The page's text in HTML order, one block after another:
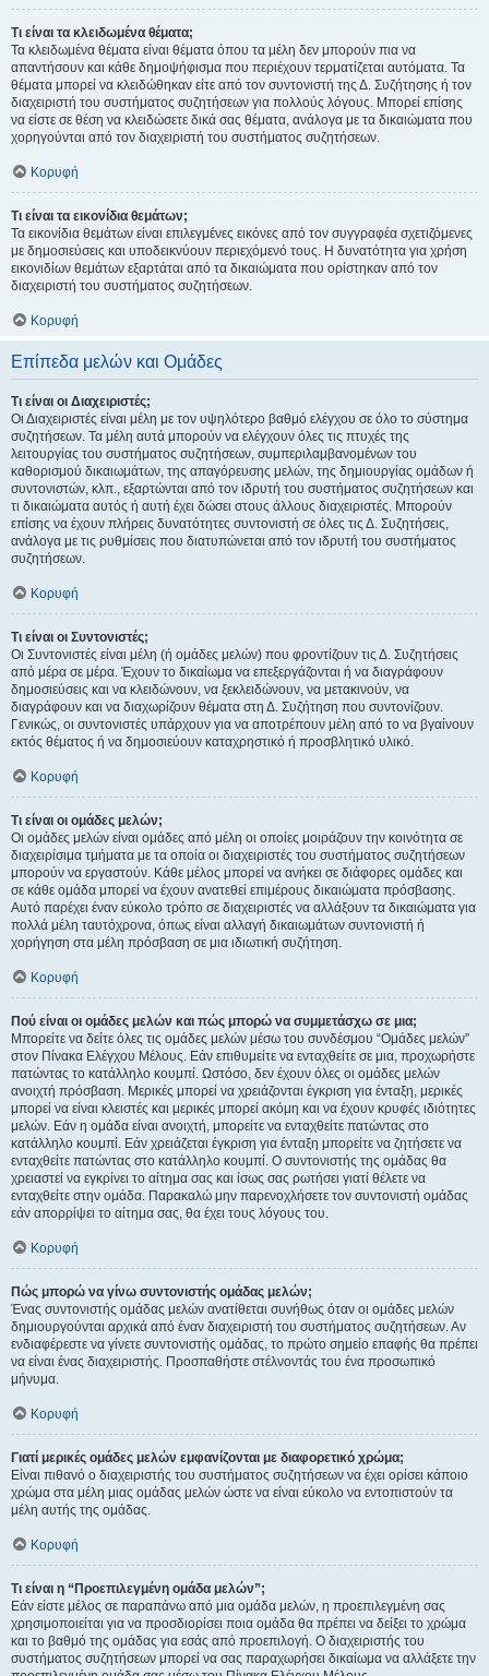
Τι είναι τα κλειδωμένα θέματα;
Τα κλειδωμένα θέματα είναι θέματα όπου τα μέλη δεν μπορούν πια να
απαντήσουν και κάθε δημοψήφισμα που περιέχουν τερματίζεται αυτόματα. Τα
θέματα μπορεί να κλειδώθηκαν είτε από τον συντονιστή της Δ. Συζήτησης ή τον
διαχειριστή του συστήματος συζητήσεων για πολλούς λόγους. Μπορεί επίσης
να είστε σε θέση να κλειδώσετε δικά σας θέματα, ανάλογα με τα δικαιώματα που
χορηγούνται από τον διαχειριστή του συστήματος συζητήσεων.
Κορυφή
Τι είναι τα εικονίδια θεμάτων;
Τα εικονίδια θεμάτων είναι επιλεγμένες εικόνες από τον συγγραφέα σχετιζόμενες
με δημοσιεύσεις και υποδεικνύουν περιεχόμενό τους. Η δυνατότητα για χρήση
εικονιδίων θεμάτων εξαρτάται από τα δικαιώματα που ορίστηκαν από τον
διαχειριστή του συστήματος συζητήσεων.
Κορυφή
Επίπεδα μελών και Ομάδες
Τι είναι οι Διαχειριστές;
Οι Διαχειριστές είναι μέλη με τον υψηλότερο βαθμό ελέγχου σε όλο το σύστημα
συζητήσεων. Τα μέλη αυτά μπορούν να ελέγχουν όλες τις πτυχές της
λειτουργίας του συστήματος συζητήσεων, συμπεριλαμβανομένων του
καθορισμού δικαιωμάτων, της απαγόρευσης μελών, της δημιουργίας ομάδων ή
συντονιστών, κλπ., εξαρτώνται από τον ιδρυτή του συστήματος συζητήσεων και
τι δικαιώματα αυτός ή αυτή έχει δώσει στους άλλους διαχειριστές. Μπορούν
επίσης να έχουν πλήρεις δυνατότητες συντονιστή σε όλες τις Δ. Συζητήσεις,
ανάλογα με τις ρυθμίσεις που διατυπώνεται από τον ιδρυτή του συστήματος
συζητήσεων.
Κορυφή
Τι είναι οι Συντονιστές;
Οι Συντονιστές είναι μέλη (ή ομάδες μελών) που φροντίζουν τις Δ. Συζητήσεις
από μέρα σε μέρα. Έχουν το δικαίωμα να επεξεργάζονται ή να διαγράφουν
δημοσιεύσεις και να κλειδώνουν, να ξεκλειδώνουν, να μετακινούν, να
διαγράφουν και να διαχωρίζουν θέματα στη Δ. Συζήτηση που συντονίζουν.
Γενικώς, οι συντονιστές υπάρχουν για να αποτρέπουν μέλη από το να βγαίνουν
εκτός θέματος ή να δημοσιεύουν καταχρηστικό ή προσβλητικό υλικό.
Κορυφή
Τι είναι οι ομάδες μελών;
Οι ομάδες μελών είναι ομάδες από μέλη οι οποίες μοιράζουν την κοινότητα σε
διαχειρίσιμα τμήματα με τα οποία οι διαχειριστές του συστήματος συζητήσεων
μπορούν να εργαστούν. Κάθε μέλος μπορεί να ανήκει σε διάφορες ομάδες και
σε κάθε ομάδα μπορεί να έχουν ανατεθεί επιμέρους δικαιώματα πρόσβασης.
Αυτό παρέχει έναν εύκολο τρόπο σε διαχειριστές να αλλάξουν τα δικαιώματα για
πολλά μέλη ταυτόχρονα, όπως είναι αλλαγή δικαιωμάτων συντονιστή ή
χορήγηση στα μέλη πρόσβαση σε μια ιδιωτική συζήτηση.
Κορυφή
Πού είναι οι ομάδες μελών και πώς μπορώ να συμμετάσχω σε μια;
Μπορείτε να δείτε όλες τις ομάδες μελών μέσω του συνδέσμου “Ομάδες μελών”
στον Πίνακα Ελέγχου Μέλους. Εάν επιθυμείτε να ενταχθείτε σε μια, προχωρήστε
πατώντας το κατάλληλο κουμπί. Ωστόσο, δεν έχουν όλες οι ομάδες μελών
ανοιχτή πρόσβαση. Μερικές μπορεί να χρειάζονται έγκριση για ένταξη, μερικές
μπορεί να είναι κλειστές και μερικές μπορεί ακόμη και να έχουν κρυφές ιδιότητες
μελών. Εάν η ομάδα είναι ανοιχτή, μπορείτε να ενταχθείτε πατώντας στο
κατάλληλο κουμπί. Εάν χρειάζεται έγκριση για ένταξη μπορείτε να ζητήσετε να
ενταχθείτε πατώντας στο κατάλληλο κουμπί. Ο συντονιστής της ομάδας θα
χρειαστεί να εγκρίνει το αίτημα σας και ίσως σας ρωτήσει γιατί θέλετε να
ενταχθείτε στην ομάδα. Παρακαλώ μην παρενοχλήσετε τον συντονιστή ομάδας
εάν απορρίψει το αίτημα σας, θα έχει τους λόγους του.
Κορυφή
Πώς μπορώ να γίνω συντονιστής ομάδας μελών;
Ένας συντονιστής ομάδας μελών ανατίθεται συνήθως όταν οι ομάδες μελών
δημιουργούνται αρχικά από έναν διαχειριστή του συστήματος συζητήσεων. Αν
ενδιαφέρεστε να γίνετε συντονιστής ομάδας, το πρώτο σημείο επαφής θα πρέπει
να είναι ένας διαχειριστής. Προσπαθήστε στέλνοντάς του ένα προσωπικό
μήνυμα.
Κορυφή
Γιατί μερικές ομάδες μελών εμφανίζονται με διαφορετικό χρώμα;
Είναι πιθανό ο διαχειριστής του συστήματος συζητήσεων να έχει ορίσει κάποιο
χρώμα στα μέλη μιας ομάδας μελών ώστε να είναι εύκολο να εντοπιστούν τα
μέλη αυτής της ομάδας.
Κορυφή
Τι είναι η “Προεπιλεγμένη ομάδα μελών”;
Εάν είστε μέλος σε παραπάνω από μια ομάδα μελών, η προεπιλεγμένη σας
χρησιμοποιείται για να προσδιορίσει ποια ομάδα θα πρέπει να δείξει το χρώμα
και το βαθμό της ομάδας για εσάς από προεπιλογή. Ο διαχειριστής του
συστήματος συζητήσεων μπορεί να σας παραχωρήσει δικαίωμα να αλλάξετε την